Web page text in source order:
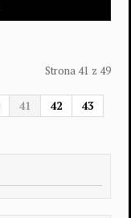
Strona 41 z 49
41 42
43